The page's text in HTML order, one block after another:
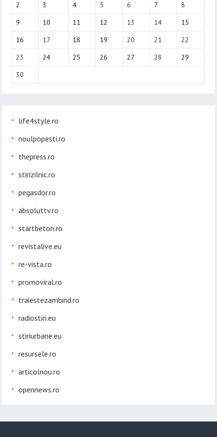
2
3 4 5 6 7
8
9
10 11 12 13 14
15
16
17 18 19 20 21
22
23
24 25 26 27 28
29
30
life4style.ro
noulpopesti.ro
thepress.ro
stirizilnic.ro
pegasdor.ro
absoluttv.ro
startbeton.ro
revistalive.eu
re-vista.ro
promoviral.ro
traiestezambind.ro
radiostiri.eu
stiriurbane.eu
resursele.ro
articolnou.ro
opennews.ro